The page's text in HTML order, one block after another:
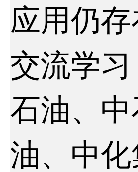
应用仍
交流学
石油、
油、中化